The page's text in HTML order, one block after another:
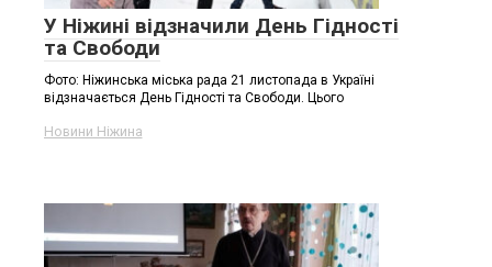
У Ніжині відзначили День Гідності
та Свободи
Фото: Ніжинська міська рада 21 листопада в Україні
відзначається День Гідності та Свободи. Цього
Новини Ніжина